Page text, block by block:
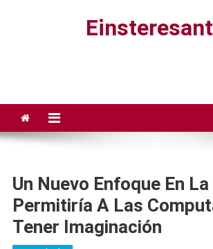
Un Nuevo Enfoque En
Permitiría A Las
Tener Imaginación